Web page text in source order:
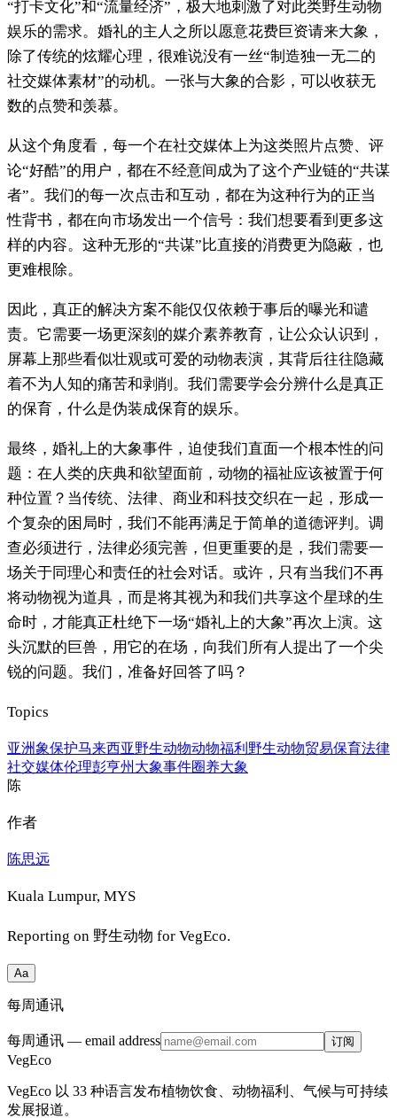
“打卡文化”和“流量经济”，极大地刺激了对此类野生动物
娱乐的需求。婚礼的主人之所以愿意花费巨资请来大象，
除了传统的炫耀心理，很难说没有一丝“制造独一无二的
社交媒体素材”的动机。一张与大象的合影，可以收获无
数的点赞和羡慕。
从这个角度看，每一个在社交媒体上为这类照片点赞、评
论“好酷”的用户，都在不经意间成为了这个产业链的“共谋
者”。我们的每一次点击和互动，都在为这种行为的正当
性背书，都在向市场发出一个信号：我们想要看到更多这
样的内容。这种无形的“共谋”比直接的消费更为隐蔽，也
更难根除。
因此，真正的解决方案不能仅仅依赖于事后的曝光和谴
责。它需要一场更深刻的媒介素养教育，让公众认识到，
屏幕上那些看似壮观或可爱的动物表演，其背后往往隐藏
着不为人知的痛苦和剥削。我们需要学会分辨什么是真正
的保育，什么是伪装成保育的娱乐。
最终，婚礼上的大象事件，迫使我们直面一个根本性的问
题：在人类的庆典和欲望面前，动物的福祉应该被置于何
种位置？当传统、法律、商业和科技交织在一起，形成一
个复杂的困局时，我们不能再满足于简单的道德评判。调
查必须进行，法律必须完善，但更重要的是，我们需要一
场关于同理心和责任的社会对话。或许，只有当我们不再
将动物视为道具，而是将其视为和我们共享这个星球的生
命时，才能真正杜绝下一场“婚礼上的大象”再次上演。这
头沉默的巨兽，用它的在场，向我们所有人提出了一个尖
锐的问题。我们，准备好回答了吗？
Topics
亚洲象保护马来西亚野生动物动物福利 野生动物贸易保育法律
社交媒体伦理彭亨州大象事件圈养大象
陈
作者
陈思远
Kuala Lumpur, MYS
Reporting on 野生动物 for VegEco.
Aa
每周通讯
每周通讯 — email address 订阅
VegEco
VegEco 以 33 种语言发布植物饮食、动物福利、气候与可持续
发展报道。